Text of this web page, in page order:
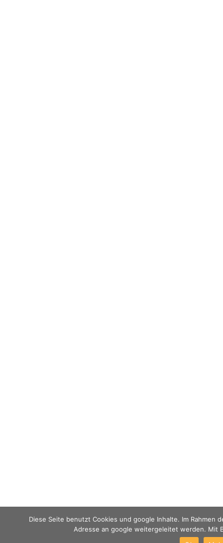
Diese Seite benutzt Cookies und google Inhalte. Im
Adresse an google weitergeleitet werden. Mit